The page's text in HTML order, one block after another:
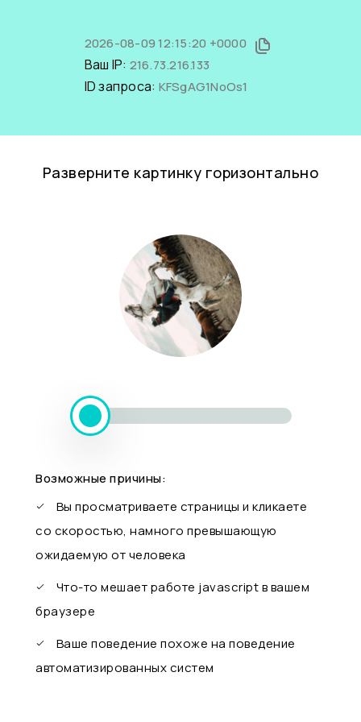
2026-08-09 12:15:20 +0000
Ваш IP: 216.73.216.133
ID запроса: KFSgAG1NoOs1
Разверните картинку горизонтально
Возможные причины:
Вы просматриваете страницы и кликаете
со скоростью, намного превышающую
ожидаемую от человека
Что-то мешает работе javascript в вашем
браузере
Ваше поведение похоже на поведение
автоматизированных систем